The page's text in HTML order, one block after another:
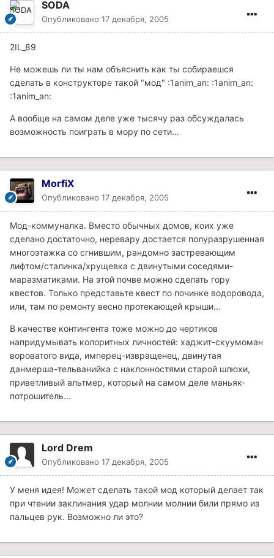
SODA
Опубликовано 17 декабря, 2005
2IL_89
Не можешь ли ты нам объяснить как ты собираешся
сделать в конструкторе такой "мод" :1anim_an: :1anim_an:
:1anim_an:
А вообще на самом деле уже тысячу раз обсуждалась
возможность поиграть в мору по сети...
MorfiX
Опубликовано 17 декабря, 2005
Мод-коммуналка. Вместо обычных домов, коих уже
сделано достаточно, неревару достается полуразрушенная
многоэтажка со сгнившим, рандомно застревающим
лифтом/сталинка/хрущевка с двинутыми соседями-
маразматиками. На этой почве можно сделать гору
квестов. Только представьте квест по починке водоровода,
или, там по ремонту весно протекающей крыши...
В качестве контингента тоже можно до чертиков
напридумывать колоритных личностей: хаджит-скуумоман
вороватого вида, имперец-извращенец, двинутая
данмерша-тельванийка с наклонностями старой шлюхи,
приветливый альтмер, который на самом деле маньяк-
потрошитель...
Lord Drem
Опубликовано 17 декабря, 2005
У меня идея! Может сделать такой мод который делает так
при чтении заклинания удар молнии молнии били прямо из
пальцев рук. Возможно ли это?